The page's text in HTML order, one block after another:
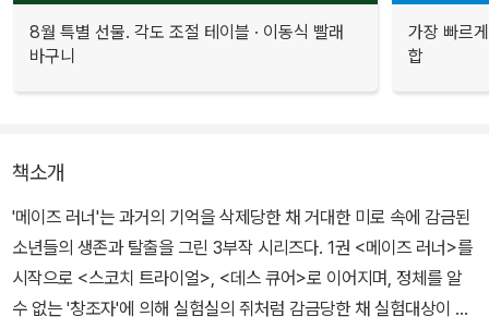
8월 특별 선물. 각도 조절 테이블 · 이동식 빨래
바구니
가장 빠르
합
책소개
'메이즈 러너'는 과거의 기억을 삭제당한 채 거대한 미로 속에 감금된
소년들의 생존과 탈출을 그린 3부작 시리즈다. 1권 <메이즈 러너>를
시작으로 <스코치 트라이얼>, <데스 큐어>로 이어지며, 정체를 알
수 없는 '창조자'에 의해 실험실의 쥐처럼 감금당한 채 실험대상이 되